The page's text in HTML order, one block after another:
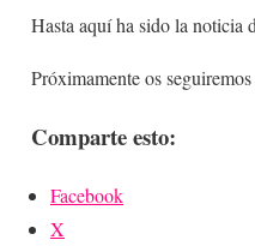
Hasta aquí ha sido la noticia
Próximamente os
Comparte esto:
Facebook
X